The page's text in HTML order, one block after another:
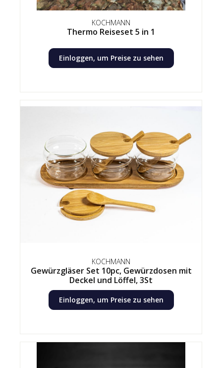
KOCHMANN
Thermo Reiseset 5 in 1
Einloggen, um Preise zu sehen
KOCHMANN
Gewürzgläser Set 10pc, Gewürzdosen mit
Deckel und Löffel, 3St
Einloggen, um Preise zu sehen